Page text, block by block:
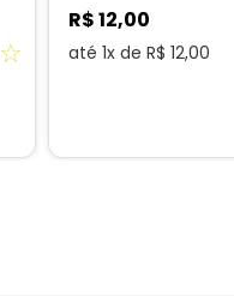
☆
R$12,00
até 1x de R$ 12,00